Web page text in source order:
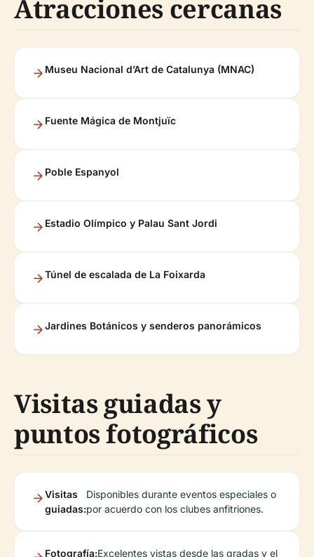
Atracciones cercanas
Museu Nacional d’Art de Catalunya (MNAC)
Fuente Mágica de Montjuïc
Poble Espanyol
Estadio Olímpico y Palau Sant Jordi
Túnel de escalada de La Foixarda
Jardines Botánicos y senderos panorámicos
Visitas guiadas y
puntos fotográficos
Visitas
guiadas:
Disponibles durante eventos especiales o
por acuerdo con los clubes anfitriones.
Fotografía:Excelentes vistas desde las gradas y el